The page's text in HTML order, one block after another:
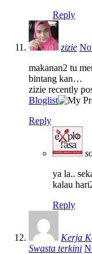
Reply
zizie
makanan2 tu
bintang kan…
zizie recently
Bloglist
Reply
ya la..
kalau
Reply
Kerja
Swasta terkini